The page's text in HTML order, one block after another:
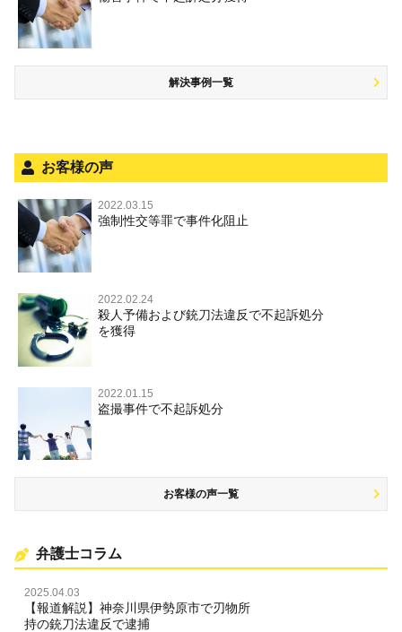
風営法・風適法違反
文書偽造・偽造文書行使
名誉棄損・侮辱
公務執行妨害
児童ポルノ，リベンジポルノ
風営法・風適法違反
盗品売買・譲り受け等
知的財産と刑事事件
飲酒運転
放火・失火
犯罪収益移転防止法違反
ストーカー事件
銃刀法違反
児童虐待・保護責任者遺棄
文書偽造・偽造文書行使
不正競争防止法
住居侵入等
名誉毀損・侮辱
少年事件の手続と特色
少年事件の処分
法人と刑事事件（脱税関係，従業員逮捕，予防法務等）
面会・差し入れ
解決事例一覧
お客様の声
2022.03.15
強制性交等罪で事件化阻止
2022.02.24
殺人予備および銃刀法違反で不起訴処分
を獲得
2022.01.15
盗撮事件で不起訴処分
お客様の声一覧
弁護士コラム
2025.04.03
【報道解説】神奈川県伊勢原市で刃物所
持の銃刀法違反で逮捕